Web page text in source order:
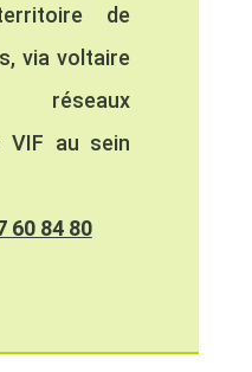
de
via voltaire
VIF au sein
60 84 80